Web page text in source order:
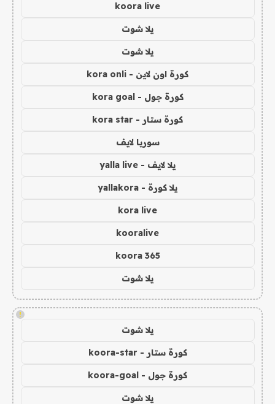
koora live
يلا شوت
يلا شوت
كورة اون لاين - kora onli
كورة جول - kora goal
كورة ستار - kora star
سوريا لايف
يلا لايف - yalla live
يلا كورة - yallakora
kora live
kooralive
koora 365
يلا شوت
!
يلا شوت
كورة ستار - koora-star
كورة جول - koora-goal
يلا شوت